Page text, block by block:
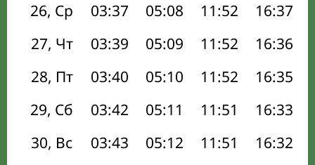
26, Ср
03:37 05:08 11:52 16:37
27, Чт
03:39 05:09 11:52 16:36
28, Пт
03:40 05:10 11:52 16:35
29, Сб
03:42 05:11 11:51 16:33
30, Вс
03:43 05:12 11:51 16:32